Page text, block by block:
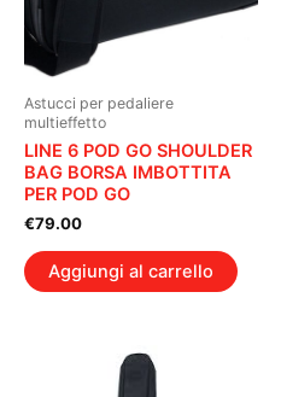
Astucci per pedaliere
multieffetto
LINE 6 POD GO SHOULDER
BAG BORSA IMBOTTITA
PER POD GO
€79.00
Aggiungi al carrello